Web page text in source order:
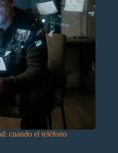
cuando el teléfono